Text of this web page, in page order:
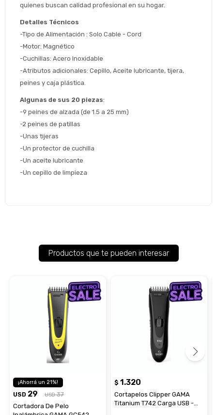
quienes buscan calidad profesional en su hogar.
Detalles Técnicos
-Tipo de Alimentación : Solo Cable - Cord
-Motor: Magnético
-Cuchillas: Acero Inoxidable
-Atributos adicionales: Cepillo, Aceite lubricante, tijera,
peines y caja plástica.
Algunas de sus 20 piezas:
-9 peines de alzada (de 1.5 a 25 mm)
-2 peines de patillas
-Unas tijeras
-Un protector de cuchilla
-Un aceite lubricante
-Un cepillo de limpieza
Productos que te pueden interesar
21
USD 29 USD 37
Cortadora De Pelo
$ 1.320
Cortapelos Clipper GAMA
Titanium T742 Carga USB -
Comprá ahora y Pagá
Después, hasta en 12
tarjeta de crédito
Fecha de nacimiento
Continuar
Estás calificado para comprar usando Pago
¡Tenés hasta
para comprar en las cuotas
Elegí tus productos preferidos
de pago
Ups!
Parece que no tenes oferta, lamentamos
el inconveniente, por cualquier duda
contactanos en
preguntas@pagodespues.com.uy
¡Algo salió mal!
Por favor intenta nuevamente mas tarde.